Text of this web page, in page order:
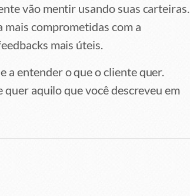
vão mentir usando suas carteiras.
comprometidas com a
mais úteis.
a entender o que o cliente quer.
quer aquilo que você descreveu em